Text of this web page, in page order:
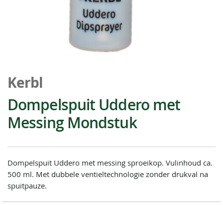
naar
het
begin
van
de
gallerij
Kerbl
Dompelspuit Uddero met
Messing Mondstuk
Dompelspuit Uddero met messing sproeikop. Vulinhoud ca.
500 ml. Met dubbele ventieltechnologie zonder drukval na
spuitpauze.